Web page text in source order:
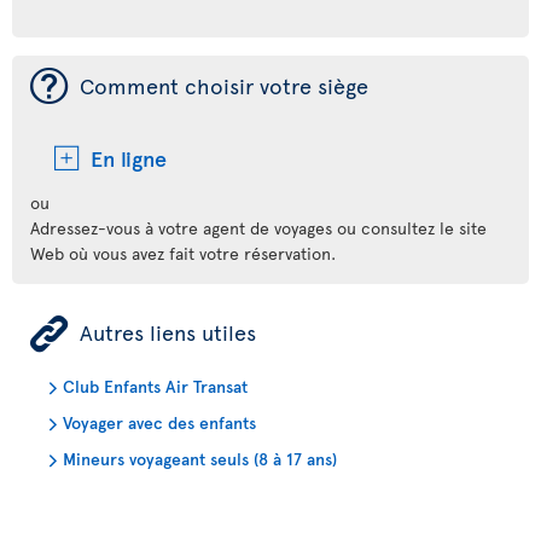
¯ Comment choisir votre siège
En ligne
ou
Adressez-vous à votre agent de voyages ou consultez le site
Web où vous avez fait votre réservation.
ÿ Autres liens utiles
Club Enfants Air Transat
Voyager avec des enfants
Mineurs voyageant seuls (8 à 17 ans)